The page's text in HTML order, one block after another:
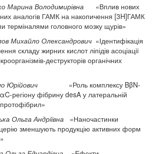
Марина Володимирівна «Вплив нових
аналогів ГАМК на накопичення [3H]ГАМК
терміналями головного мозку щурів»
Михайло Олександрович «Ідентифікація
складу жирних кислот ліпідів асоціації
деструкторів органічних
Юрійович «Роль комплексу BβN-
регіону фібрину desA у латеральній
протофібрил»
Ольга Андріївна «Наночастинки
зменшують продукцію активних форм